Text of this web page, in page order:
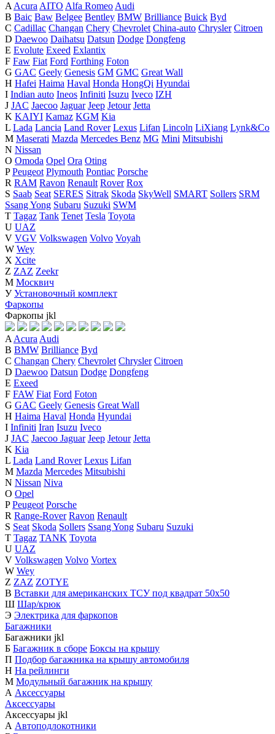
A Acura AITO Alfa Romeo Audi
B Baic Baw Belgee Bentley BMW Brilliance Buick Byd
C Cadillac Changan Chery Chevrolet China-auto Chrysler Citroen
D Daewoo Daihatsu Datsun Dodge Dongfeng
E Evolute Exeed Exlantix
F Faw Fiat Ford Forthing Foton
G GAC Geely Genesis GM GMC Great Wall
H Hafei Haima Haval Honda HongQi Hyundai
I Indian auto Ineos Infiniti Isuzu Iveco IZH
J JAC Jaecoo Jaguar Jeep Jetour Jetta
K KAIYI Kamaz KGM Kia
L Lada Lancia Land Rover Lexus Lifan Lincoln LiXiang Lynk&Co
M Maserati Mazda Mercedes Benz MG Mini Mitsubishi
N Nissan
O Omoda Opel Ora Oting
P Peugeot Plymouth Pontiac Porsche
R RAM Ravon Renault Rover Rox
S Saab Seat SERES Sitrak Skoda SkyWell SMART Sollers SRM
Ssang Yong Subaru Suzuki SWM
T Tagaz Tank Tenet Tesla Toyota
U UAZ
V VGV Volkswagen Volvo Voyah
W Wey
X Xcite
Z ZAZ Zeekr
М Москвич
У Установочный комплект
Фаркопы
Фаркопы jkl
A Acura Audi
B BMW Brilliance Byd
C Changan Chery Chevrolet Chrysler Citroen
D Daewoo Datsun Dodge Dongfeng
E Exeed
F FAW Fiat Ford Foton
G GAC Geely Genesis Great Wall
H Haima Haval Honda Hyundai
I Infiniti Iran Isuzu Iveco
J JAC Jaecoo Jaguar Jeep Jetour Jetta
K Kia
L Lada Land Rover Lexus Lifan
M Mazda Mercedes Mitsubishi
N Nissan Niva
O Opel
P Peugeot Porsche
R Range-Rover Ravon Renault
S Seat Skoda Sollers Ssang Yong Subaru Suzuki
T Tagaz TANK Toyota
U UAZ
V Volkswagen Volvo Vortex
W Wey
Z ZAZ ZOTYE
В Вставки для американских ТСУ под квадрат 50х50
Ш Шар/крюк
Э Электрика для фаркопов
Багажники
Багажники jkl
Б Багажник в сборе Боксы на крышу
П Подбор багажника на крышу автомобиля
Н На рейлинги
М Модульный багажник на крышу
А Аксессуары
Аксессуары
Аксессуары jkl
А Автоподлокотники